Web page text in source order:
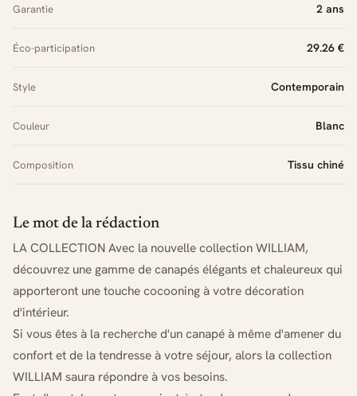
Garantie 2 ans
Éco-participation 29.26 €
Style Contemporain
Couleur Blanc
Composition Tissu chiné
Le mot de la rédaction
LA COLLECTION Avec la nouvelle collection WILLIAM,
découvrez une gamme de canapés élégants et chaleureux qui
apporteront une touche cocooning à votre décoration
d'intérieur.
Si vous êtes à la recherche d'un canapé à même d'amener du
confort et de la tendresse à votre séjour, alors la collection
WILLIAM saura répondre à vos besoins.